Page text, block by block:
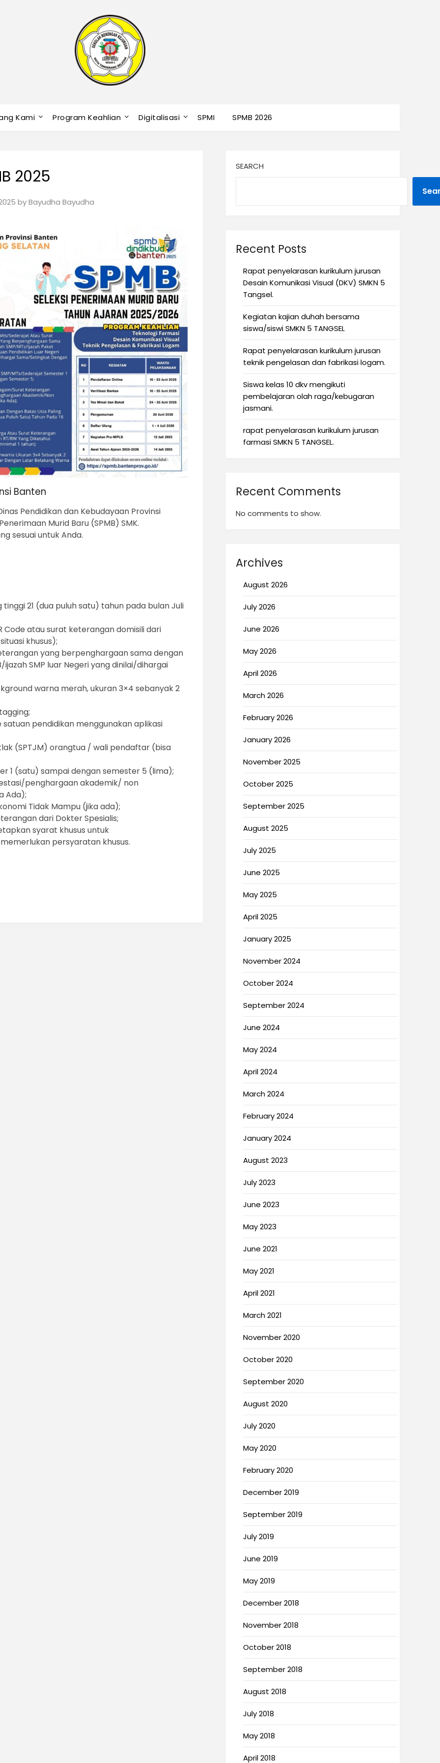
Kami Program Keahlian Digitalisasi SPMI SPMB 2026
2025
byBayudha Bayudha
Banten
Pendidikan dan Kebudayaan Provinsi
Murid Baru (SPMB) SMK.
sesuai untuk Anda.
21 (dua puluh satu) tahun pada bulan Juli
atau surat keterangan domisili dari
khusus);
yang berpenghargaan sama dengan
SMP luar Negeri yang dinilai/dihargai
warna merah, ukuran 3×4 sebanyak 2
pendidikan menggunakan aplikasi
(SPTJM) orangtua / wali pendaftar (bisa
1 (satu) sampai dengan semester 5 (lima);
penghargaan akademik/ non
Ada);
Tidak Mampu (jika ada);
dari Dokter Spesialis;
syarat khusus untuk
persyaratan khusus.
SEARCH
Recent Posts
Rapat penyelarasan kurikulum jurusan
Desain Komunikasi Visual (DKV) SMKN 5
Tangsel.
Kegiatan kajian duhah bersama
siswa/siswi SMKN 5 TANGSEL
Rapat penyelarasan kurikulum jurusan
teknik pengelasan dan fabrikasi logam.
Siswa kelas 10 dkv mengikuti
pembelajaran olah raga/kebugaran
jasmani.
rapat penyelarasan kurikulum jurusan
farmasi SMKN 5 TANGSEL.
Recent Comments
No comments to show.
Archives
August 2026
July 2026
June 2026
May 2026
April 2026
March 2026
February 2026
January 2026
November 2025
October 2025
September 2025
August 2025
July 2025
June 2025
May 2025
April 2025
January 2025
November 2024
October 2024
September 2024
June 2024
May 2024
April 2024
March 2024
February 2024
January 2024
August 2023
July 2023
June 2023
May 2023
June 2021
May 2021
April 2021
March 2021
November 2020
October 2020
September 2020
August 2020
July 2020
May 2020
February 2020
December 2019
September 2019
July 2019
June 2019
May 2019
December 2018
November 2018
October 2018
September 2018
August 2018
July 2018
May 2018
April 2018